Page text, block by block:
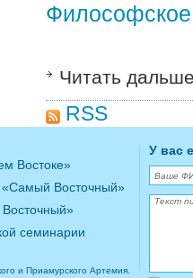
Читать
RSS
Востоке»
«Самый Восточный»
семинарии
и Приамурского Артемия.
У вас